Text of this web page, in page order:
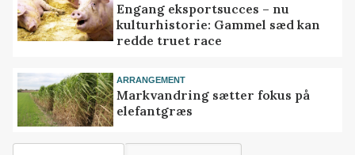
Engang eksportsucces – nu
kulturhistorie: Gammel sæd kan
redde truet race
ARRANGEMENT
Markvandring sætter fokus på
elefantgræs